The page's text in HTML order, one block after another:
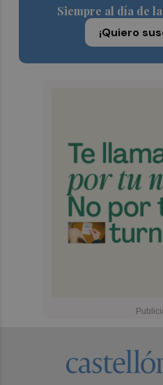
Siempre al día de
¡Quiero